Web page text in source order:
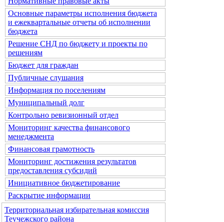
Основные параметры исполнения бюджета
и ежеквартальные отчеты об исполнении
бюджета
Решение СНД по бюджету и проекты по
решениям
Бюджет для граждан
Публичные слушания
Информация по поселениям
Муниципальный долг
Контрольно ревизионный отдел
Мониторинг качества финансового
менеджмента
Финансовая грамотность
Мониторинг достижения результатов
предоставления субсидий
Инициативное бюджетирование
Раскрытие информации
Территориальная избирательная комиссия
Теучежского района